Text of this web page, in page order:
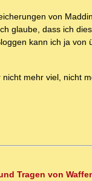
von
glaube, dass ich
kann ich ja von
mehr viel, nicht
Tragen von